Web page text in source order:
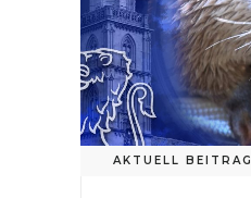
AKTUELL BEITRAG